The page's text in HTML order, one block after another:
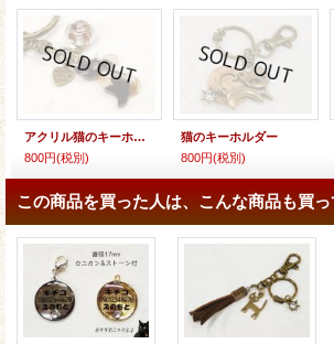
アクリル猫のキーホルダー
800円(税別)
猫のキーホルダー
800円(税別)
この商品を買った人は、こんな商品も買